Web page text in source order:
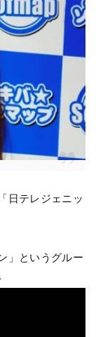
日テレジェニッ
」というグルー